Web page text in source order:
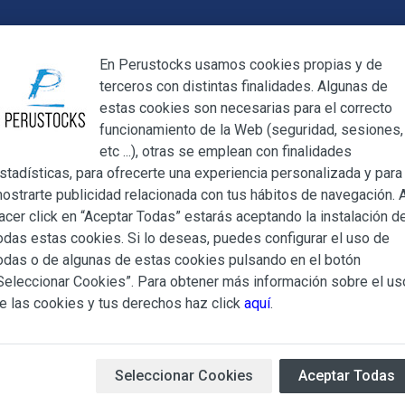
Megamenu Mi cuenta Blog
verdes con coco Plebeyo lata 425ml
Gandules
Plebeyo lata
Gandulesverdes concoco
Peso neto: 425g
Generales regulan la adquisición de los productos
del que es titular ALBERT SALA CIGÜELA y
cualesquiera de los productos conlleva la aceptación plena y
Condiciones Generales que se indican, sin perjuicio de la
que pudieran ser de aplicación al adquirir
Cerrar
En Perustocks usamos cookies propias y de
terceros con distintas finalidades. Algunas de
estas cookies son necesarias para el correcto
funcionamiento de la Web (seguridad, sesiones,
etc ...), otras se emplean con finalidades
para ofrecerte una experiencia personalizada y para
publicidad relacionada con tus hábitos de navegación.
click en “Aceptar Todas” estarás aceptando la instalación
estas cookies. Si lo deseas, puedes configurar el uso de
o de algunas de estas cookies pulsando en el botón
Cookies”. Para obtener más información sobre el
las cookies y tus derechos haz click aquí.
Seleccionar Cookies Aceptar Todas